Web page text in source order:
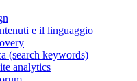
e il linguaggio
(search keywords)
analytics